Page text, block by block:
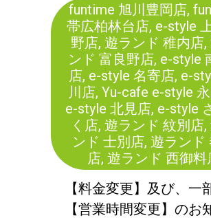
funtime 旭川豊岡店,
帯広柏林台店, e-style
野店, 遊ランド 稚内店,
ンド 富良野店, e-style
店, e-style 名寄店, e-
川店, Yu-cafe e-style
e-style 北見店, e-style
く店, 遊ランド 紋別店,
ンド 士別店, 遊ランド
店, 遊ランド 西御料
【料金変更】及び、一
【営業時間変更】のお